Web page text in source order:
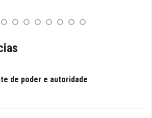
de poder e autoridade